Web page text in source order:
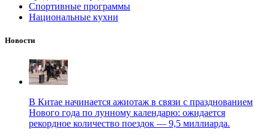
Спортивные программы
Национальные кухни
Новости
В Китае начинается ажиотаж в связи с празднованием
Нового года по лунному календарю: ожидается
рекордное количество поездок — 9,5 миллиарда.